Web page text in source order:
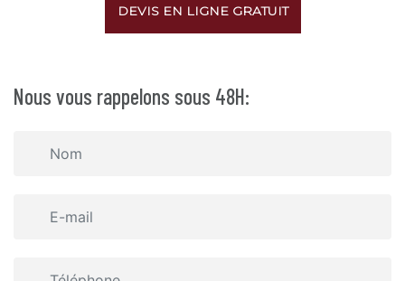
DEVIS EN LIGNE GRATUIT
Nous vous rappelons sous 48H: